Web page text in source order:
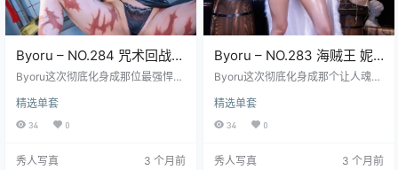
Byoru – NO.284 咒术回战
禅院真希[70P26V-2.43GB]
Byoru这次彻底化身成那位最强悍的
里可不是什么娇滴滴的角色，她带
着眼镜的冷峻眼神和干脆利落的战
0张高清写真每一帧都在讲述她作为
精选单套
34 0
秀人写真 3 个月前
Byoru – NO.283 海贼王 妮
可·罗宾[83P30V-3.38GB]
Byoru这次彻底化身成那个让人魂牵
在哥特风扶手椅边缘的样子简直是
从漫画第97卷直接走出来的场景，
左肩那颗痣的位置和原著分镜稿里
精选单套
34 0
秀人写真 3 个月前